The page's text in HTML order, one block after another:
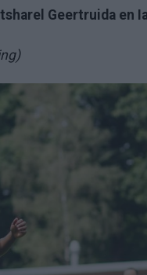
Geertruida en